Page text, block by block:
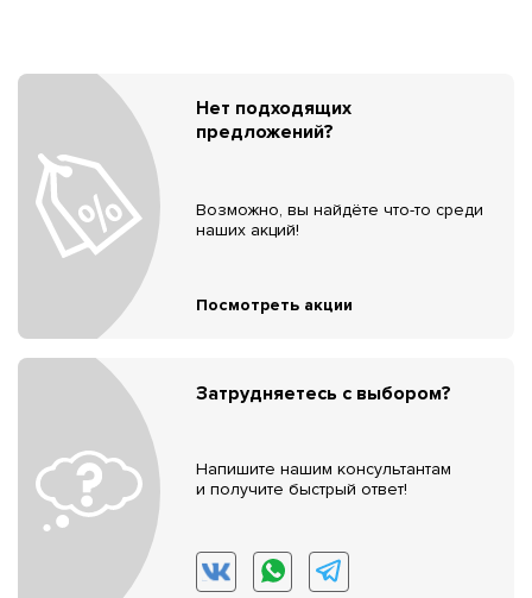
Нет подходящих
предложений?
Возможно, вы найдёте что-то среди
наших акций!
Посмотреть акции
Затрудняетесь с выбором?
Напишите нашим консультантам
и получите быстрый ответ!